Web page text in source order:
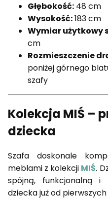
Głębokość: 48 cm
Wysokość:183 cm
Wymiar użytkowy
cm
Rozmieszczenie
poniżej górnego
szafy
Kolekcja MIŚ –
dziecka
Szafa doskonale
meblami z kolekcji MIŚ.
spójną, funkcjonalną i
dziecka już od